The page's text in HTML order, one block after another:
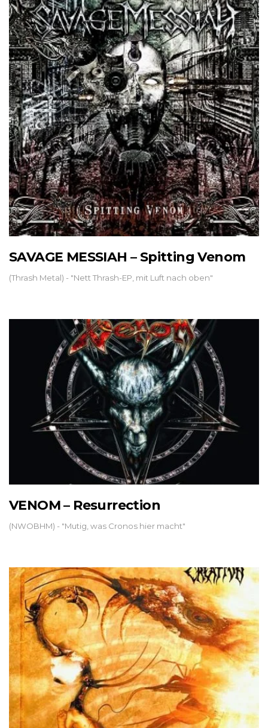
SAVAGE MESSIAH – Spitting Venom
(Thrash Metal) - "Nett Thrash-EP, mit Luft nach oben"
VENOM – Resurrection
(NWOBHM) - "Mutig, was Cronos hier macht"